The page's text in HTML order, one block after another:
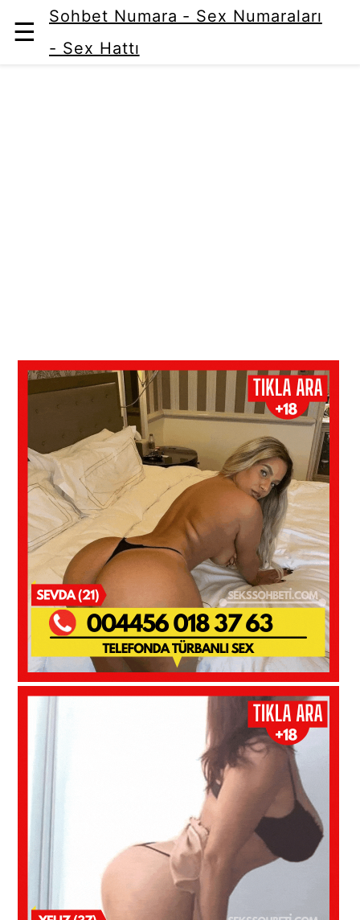
☰
Sohbet Numara - Sex Numaraları
- Sex Hattı